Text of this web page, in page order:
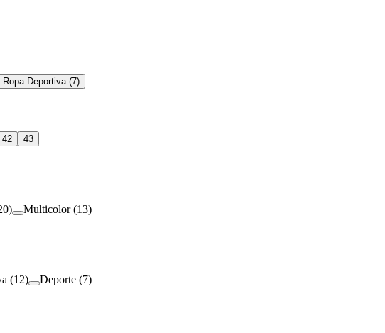
Ropa Deportiva (7)
42
43
) Multicolor (13)
(12) Deporte (7)